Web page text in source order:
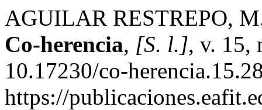
AGUILAR RESTREPO,
Co-herencia, [S. l.], v. 15,
10.17230/co-
https://